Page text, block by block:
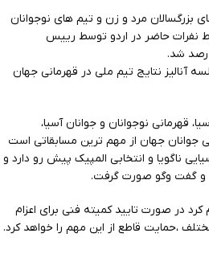
بزرگسالان مرد و زن و تیم های نوجوانان
نفرات حاضر در اردو توسط رییس
رصد شد.
آنالیز نتایج تیم ملی در قهرمانی جهان
قهرمانی نوجوانان و جوانان آسیا،
جوانان جهان از مهم ترین مسابقاتی است
ناگویا و انتخابی المپیک پیش رو دارد و
و گفت وگو صورت گرفت.
کرد در صورت تایید کمیته فنی برای اعزام
،حمایت قاطع از این مهم را خواهد کرد.